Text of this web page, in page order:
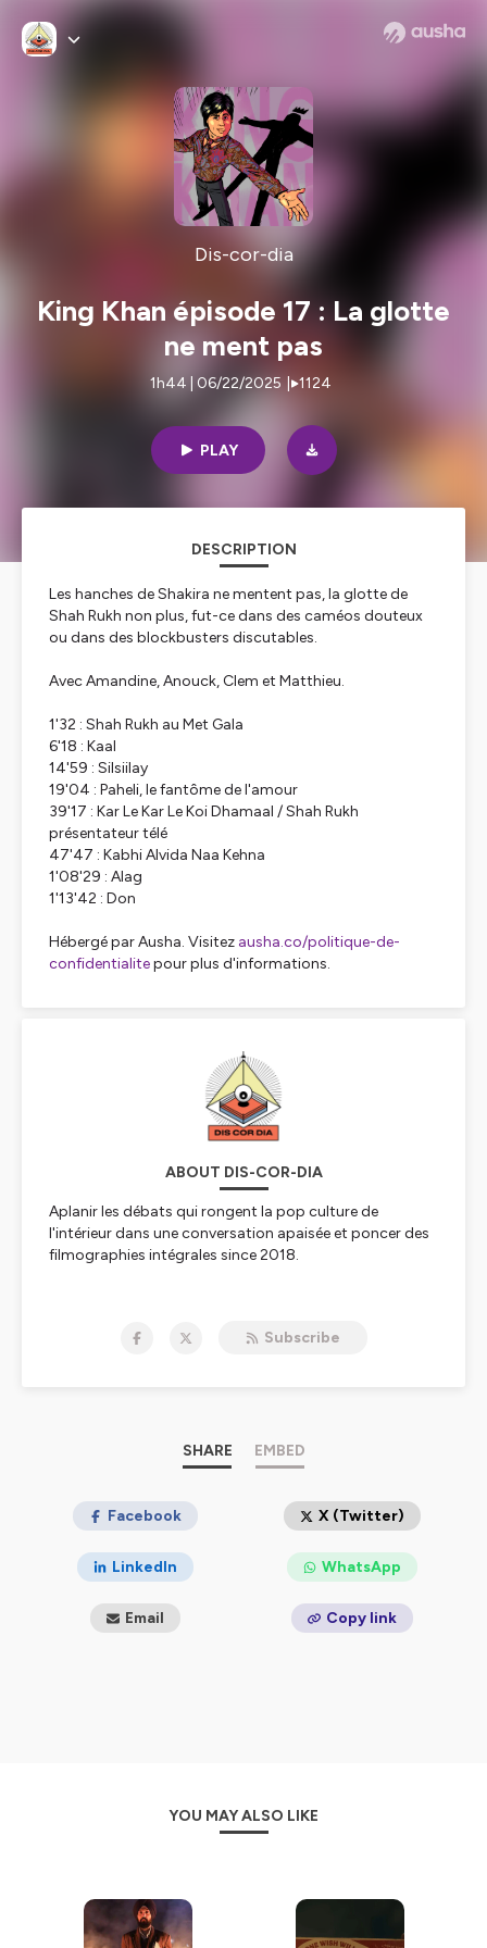
Dis-cor-dia
King Khan épisode 17 : La glotte
ne ment pas
1h44 | 06/22/2025 1124
PLAY
DESCRIPTION
Les hanches de Shakira ne mentent pas, la glotte de
Shah Rukh non plus, fut-ce dans des caméos douteux
ou dans des blockbusters discutables.
Avec Amandine, Anouck, Clem et Matthieu.
1'32 : Shah Rukh au Met Gala
6'18 : Kaal
14'59 : Silsiilay
19'04 : Paheli, le fantôme de l'amour
39'17 : Kar Le Kar Le Koi Dhamaal / Shah Rukh
présentateur télé
47'47 : Kabhi Alvida Naa Kehna
1'08'29 : Alag
1'13'42 : Don
Hébergé par Ausha. Visitez ausha.co/politique-de-
confidentialitepour plus d'informations.
ABOUT DIS-COR-DIA
Aplanir les débats qui rongent la pop culture de
l'intérieur dans une conversation apaisée et poncer des
filmographies intégrales since 2018.
Subscribe
SHARE EMBED
Facebook X (Twitter)
LinkedIn WhatsApp
Email Copy link
YOU MAY ALSO LIKE